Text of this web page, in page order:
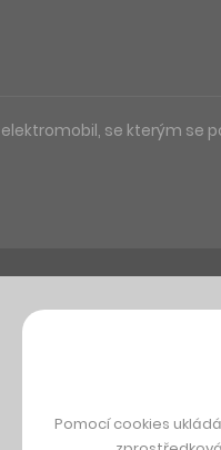
se kterým se
Pomocí cookies